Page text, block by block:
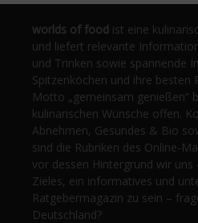
worlds of food ist eine
und liefert relevante
und Trinken sowie spannende
Spitzenköchen und ihre besten
Motto „gemeinsam genießen“
kulinarischen Wünsche offen.
Abnehmen, Gesundes & Bio
sind die Rubriken des Online-
vor dessen Hintergrund wir uns
Zieles, ein informatives und
Ratgebermagazin zu sein –
Deutschland?